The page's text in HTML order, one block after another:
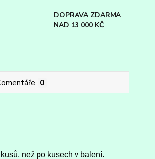
DOPRAVA ZDARMA
NAD 13 000 KČ
0
než po kusech v balení.